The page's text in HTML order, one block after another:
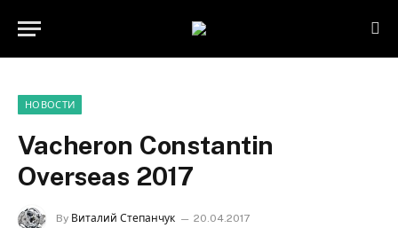
НОВОСТИ
Vacheron Constantin
Overseas 2017
By Виталий Степанчук
20.04.2017